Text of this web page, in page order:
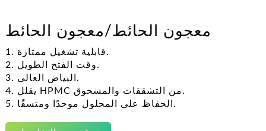
معجون الحائط/معجون الحائط
1. قابلية تشغيل ممتازة.
2. وقت الفتح الطويل.
3. البياض العالي.
4. يقلل HPMC من التشققات والمسحوق.
5. الحفاظ على المحلول موحدًا ومتسقًا.